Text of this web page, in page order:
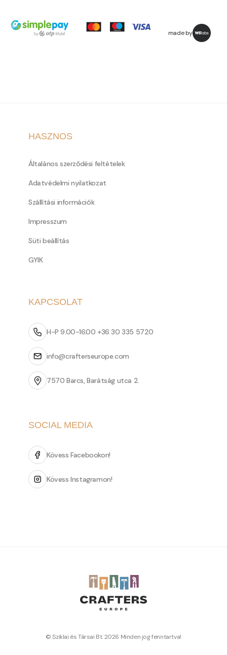
made by
HASZNOS
Általános szerződési feltételek
Adatvédelmi nyilatkozat
Szállítási információk
Impresszum
Süti beállítás
GYIK
KAPCSOLAT
H-P 9.00-16.00 +36 30 335 5720
info@crafterseurope.com
7570 Barcs, Barátság utca 2.
SOCIAL MEDIA
Kövess Facebookon!
Kövess Instagramon!
© Sziklai és Társai Bt. 2026 Minden jog fenntartva!